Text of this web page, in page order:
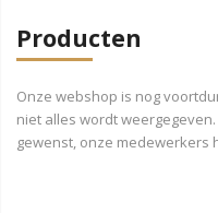
Producten
Onze webshop is nog
niet alles wordt
gewenst, onze medewerkers